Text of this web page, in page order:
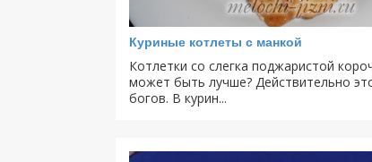
Куриные котлеты с манкой
Котлетки со слегка поджаристой
может быть лучше? Действительно
богов. В курин...